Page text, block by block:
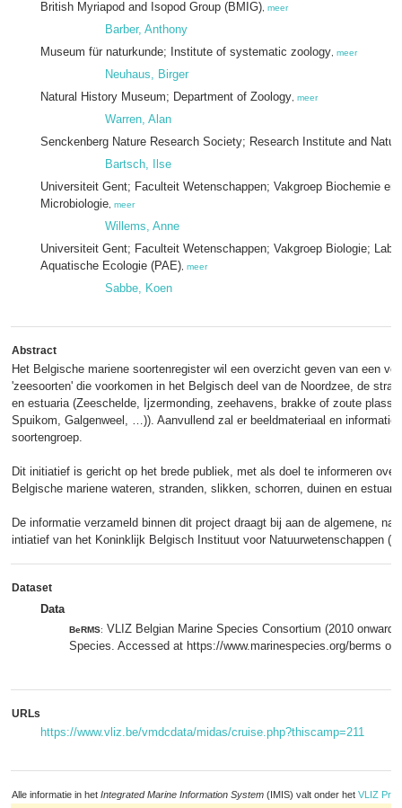
British Myriapod and Isopod Group (BMIG) meer
Barber, Anthony
Museum für naturkunde; Institute of systematic zoology meer
Neuhaus, Birger
Natural History Museum; Department of Zoology meer
Warren, Alan
Senckenberg Nature Research Society; Research Institute and
Bartsch, Ilse
Universiteit Gent; Faculteit Wetenschappen; Vakgroep Biochemie en
Microbiologie meer
Willems, Anne
Universiteit Gent; Faculteit Wetenschappen; Vakgroep Biologie;
Aquatische Ecologie (PAE) meer
Sabbe, Koen
Abstract
Het Belgische mariene soortenregister wil een overzicht geven van een
'zeesoorten' die voorkomen in het Belgisch deel van de Noordzee, de
en estuaria (Zeeschelde, Ijzermonding, zeehavens, brakke of zoute
Spuikom, Galgenweel, …)). Aanvullend zal er beeldmateriaal en
soortengroep.
Dit initiatief is gericht op het brede publiek, met als doel te informeren
Belgische mariene wateren, stranden, slikken, schorren, duinen en
De informatie verzameld binnen dit project draagt bij aan de algemene,
intiatief van het Koninklijk Belgisch Instituut voor Natuurwetenschappen
Dataset
Data
BeRMS: VLIZ Belgian Marine Species Consortium (2010
Species. Accessed at https://www.marinespecies.org/berms
URLs
https://www.vliz.be/vmdcdata/midas/cruise.php?thiscamp=211
Alle informatie in het Integrated Marine Information System (IMIS) valt onder het VLIZ